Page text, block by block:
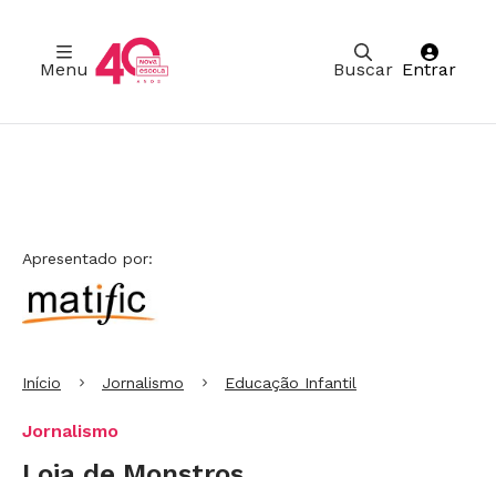
Buscar
Menu Entrar
Apresentado por:
Início Jornalismo Educação Infantil
Jornalismo